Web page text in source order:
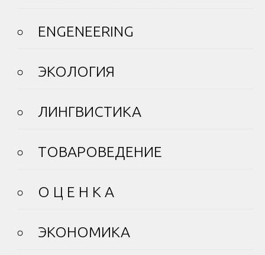
ENGENEERING
ЭКОЛОГИЯ
ЛИНГВИСТИКА
ТОВАРОВЕДЕНИЕ
О Ц Е Н К А
ЭКОНОМИКА